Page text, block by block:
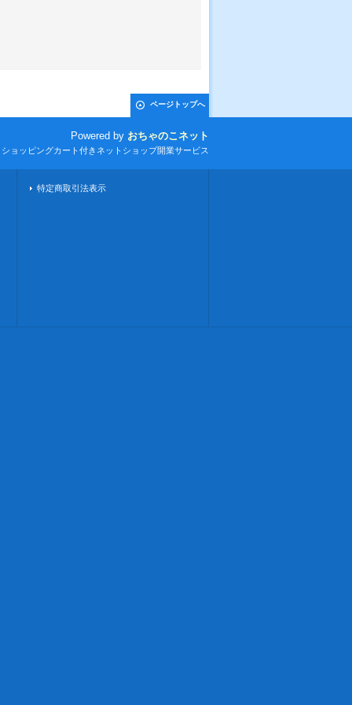
ページトップへ
Powered by おちゃのこネット
ョッピングカート付きネットショップ開業サービス
特定商取引法表示